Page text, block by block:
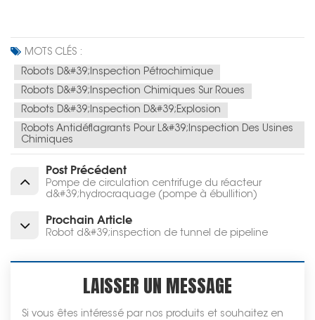
MOTS CLÉS :
Robots D&#39;inspection Pétrochimique
Robots D&#39;inspection Chimiques Sur Roues
Robots D&#39;inspection D&#39;explosion
Robots Antidéflagrants Pour L&#39;inspection Des Usines
Chimiques
Post Précédent
Pompe de circulation centrifuge du réacteur
d&#39;hydrocraquage (pompe à ébullition)
Prochain Article
Robot d&#39;inspection de tunnel de pipeline
LAISSER UN MESSAGE
Si vous êtes intéressé par nos produits et souhaitez en